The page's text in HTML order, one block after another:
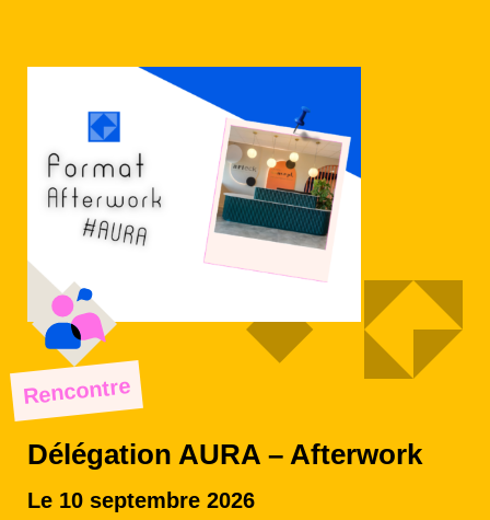
Rencontre
Délégation AURA – Afterwork
Le 10 septembre 2026